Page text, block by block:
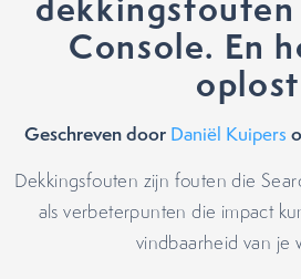
Console. En
oplost
Geschreven door Daniël Kuipers
Dekkingsfouten zijn fouten die
als verbeterpunten die impact
vindbaarheid van je